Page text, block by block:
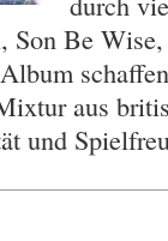
Son Be
aus
und